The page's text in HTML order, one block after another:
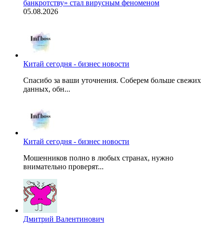
банкротству» стал вирусным феноменом
05.08.2026
Китай сегодня - бизнес новости
Спасибо за ваши уточнения. Соберем больше свежих
данных, обн...
Китай сегодня - бизнес новости
Мошенников полно в любых странах, нужно
внимательно проверят...
Дмитрий Валентинович